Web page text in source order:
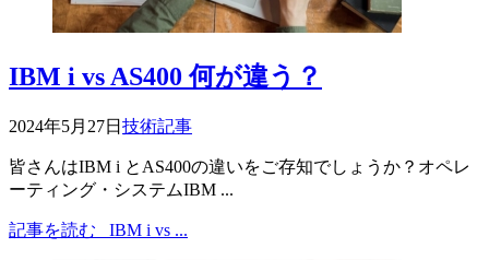
IBM i vs AS400 何が違う？
2024年5月27日 技術記事
皆さんはIBM i とAS400の違いをご存知でしょうか？オペレ
ーティング・システムIBM ...
記事を読む IBM i vs ...